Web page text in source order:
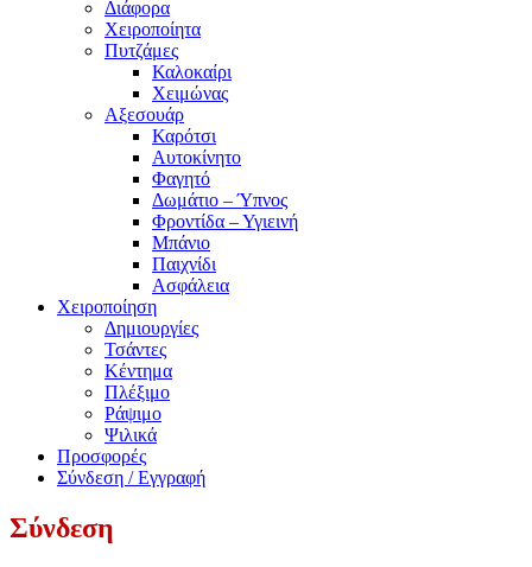
Διάφορα
Χειροποίητα
Πυτζάμες
Καλοκαίρι
Χειμώνας
Αξεσουάρ
Καρότσι
Αυτοκίνητο
Φαγητό
Δωμάτιο – Ύπνος
Φροντίδα – Υγιεινή
Μπάνιο
Παιχνίδι
Ασφάλεια
Χειροποίηση
Δημιουργίες
Τσάντες
Κέντημα
Πλέξιμο
Ράψιμο
Ψιλικά
Προσφορές
Σύνδεση / Εγγραφή
Σύνδεση